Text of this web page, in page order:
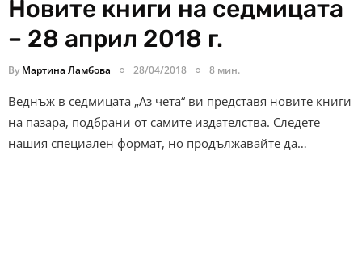
Новите книги на седмицата
– 28 април 2018 г.
By Мартина Ламбова 28/04/2018 8 мин.
Веднъж в седмицата „Аз чета“ ви представя новите книги
на пазара, подбрани от самите издателства. Следете
нашия специален формат, но продължавайте да…